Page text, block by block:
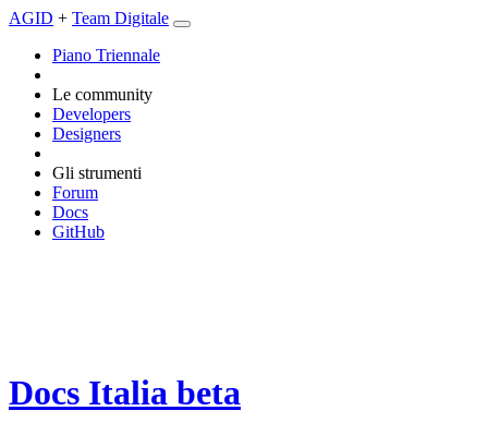
AGID + Team Digitale
Piano Triennale
Le community
Developers
Designers
Gli strumenti
Forum
Docs
GitHub
Docs Italia beta